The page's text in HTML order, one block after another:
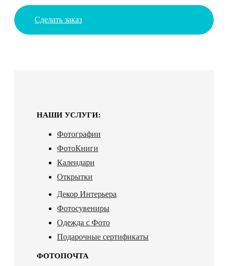
Сделать заказ
НАШИ УСЛУГИ:
Фотографии
ФотоКниги
Календари
Открытки
Декор Интерьера
Фотосувениры
Одежда с Фото
Подарочные сертификаты
ФОТОПОЧТА